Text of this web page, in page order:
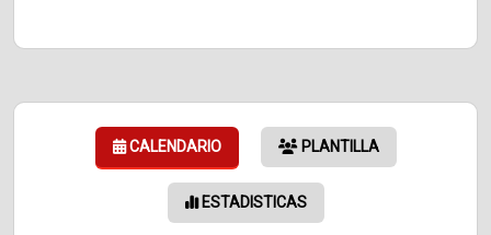
CALENDARIO PLANTILLA
ESTADISTICAS